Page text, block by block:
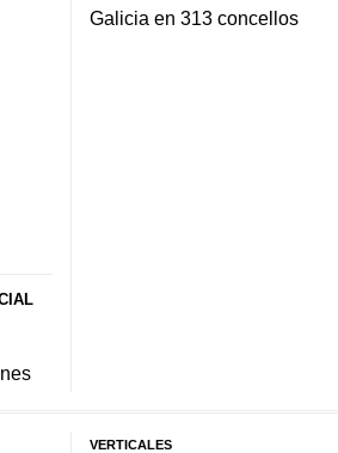
Galicia en 313 concellos
VERTICALES